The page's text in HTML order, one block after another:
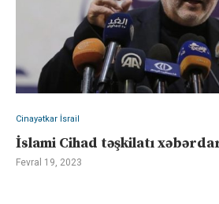
Cinayətkar İsrail
İslami Cihad təşkilatı
Fevral 19, 2023